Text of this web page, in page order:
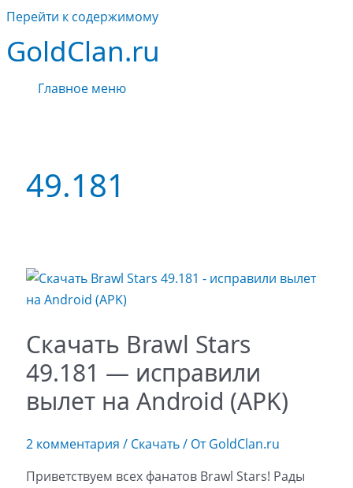
Перейти к содержимому
GoldClan.ru
Главное меню
49.181
Скачать Brawl Stars
49.181 — исправили
вылет на Android (APK)
2 комментария / Скачать/ От GoldClan.ru
Приветствуем всех фанатов Brawl Stars! Рады